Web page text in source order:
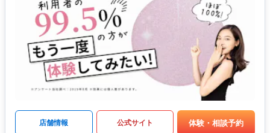
店舗情報 公式サイト 体験・相談予約